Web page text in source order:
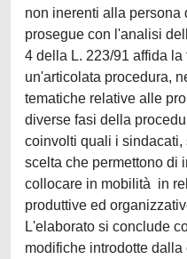
non inerenti alla persona
prosegue con l'analisi
4 della L. 223/91 affida
un'articolata procedura,
tematiche relative alle
diverse fasi della
coinvolti quali i
scelta che permettono di
collocare in mobilità in
produttive ed
L'elaborato si conclude
modifiche introdotte dalla